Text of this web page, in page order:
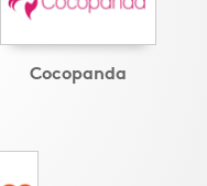
Cocopanda